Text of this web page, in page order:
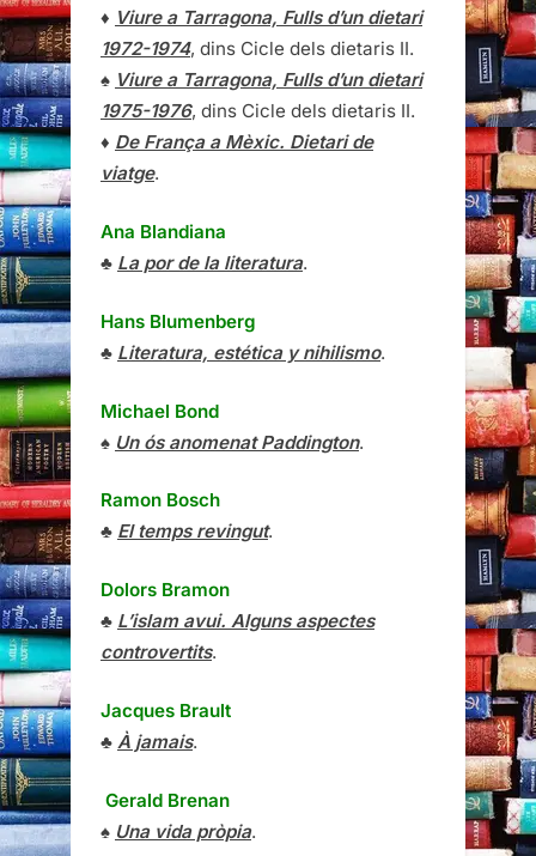
♦ Viure a Tarragona, Fulls d’un dietari
1972-1974, dins Cicle dels dietaris II.
♠ Viure a Tarragona, Fulls d’un dietari
1975-1976, dins Cicle dels dietaris II.
♦ De França a Mèxic. Dietari de
viatge.
Ana Blandiana
♣ La por de la literatura.
Hans Blumenberg
♣ Literatura, estética y nihilismo.
Michael Bond
♠ Un ós anomenat Paddington.
Ramon Bosch
♣ El temps revingut.
Dolors Bramon
♣ L’islam avui. Alguns aspectes
controvertits.
Jacques Brault
♣ À jamais.
Gerald Brenan
♠ Una vida pròpia.